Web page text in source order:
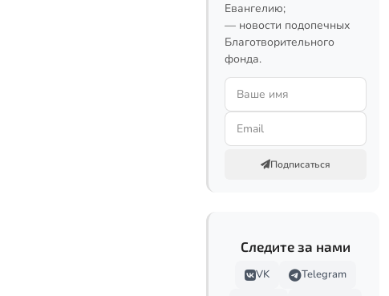
Евангелию;
— новости подопечных
Благотворительного
фонда.
Подписаться
Следите за нами
VK
Telegram